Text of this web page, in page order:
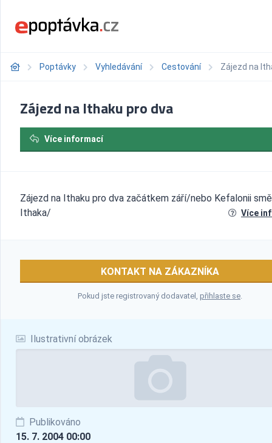
Poptávky Vyhledávání Cestování Zájezd na
Ilustrativní obrázek
Publikováno
15. 7. 2004 00:00
Zájezd na Ithaku pro dva
Více informací
Zájezd na Ithaku pro dva začátkem září/nebo Kefalonii
Ithaka/
Více
KONTAKT NA ZÁKAZNÍKA
Pokud jste registrovaný dodavatel, přihlaste se.